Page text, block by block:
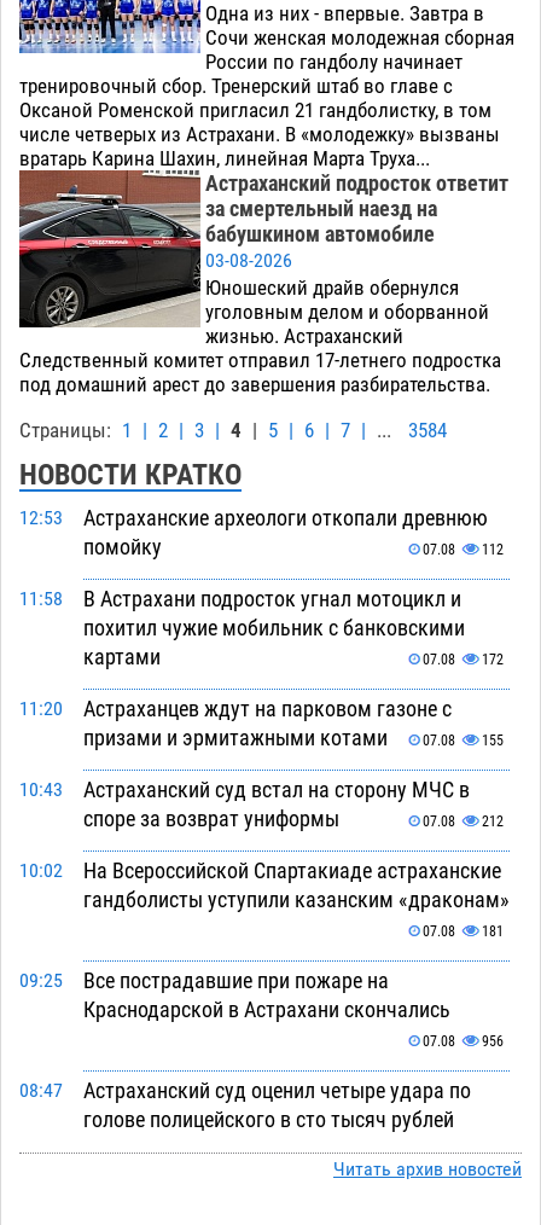
Одна из них - впервые. Завтра в
Сочи женская молодежная сборная
России по гандболу начинает
тренировочный сбор. Тренерский штаб во главе с
Оксаной Роменской пригласил 21 гандболистку, в том
числе четверых из Астрахани. В «молодежку» вызваны
вратарь Карина Шахин, линейная Марта Труха...
Астраханский подросток ответит
за смертельный наезд на
бабушкином автомобиле
03-08-2026
Юношеский драйв обернулся
уголовным делом и оборванной
жизнью. Астраханский
Следственный комитет отправил 17-летнего подростка
под домашний арест до завершения разбирательства.
Страницы: 1 | 2 | 3 | 4 | 5 | 6 | 7 | ... 3584
НОВОСТИ КРАТКО
12:53
Астраханские археологи откопали древнюю
помойку
07.08 112
11:58
В Астрахани подросток угнал мотоцикл и
похитил чужие мобильник с банковскими
картами
07.08 172
11:20
Астраханцев ждут на парковом газоне с
призами и эрмитажными котами
07.08 155
10:43
Астраханский суд встал на сторону МЧС в
споре за возврат униформы
07.08 212
10:02
На Всероссийской Спартакиаде астраханские
гандболисты уступили казанским «драконам»
07.08 181
09:25
Все пострадавшие при пожаре на
Краснодарской в Астрахани скончались
07.08 956
08:47
Астраханский суд оценил четыре удара по
голове полицейского в сто тысяч рублей
07.08 248
Читать архив новостей